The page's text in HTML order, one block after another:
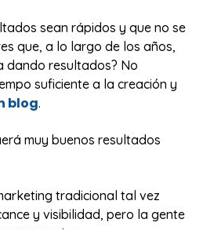
sean rápidos y que no se
que, a lo largo de los años,
dando resultados? No
suficiente a la creación y
blog.
muy buenos resultados
tradicional tal vez
y visibilidad, pero la gente